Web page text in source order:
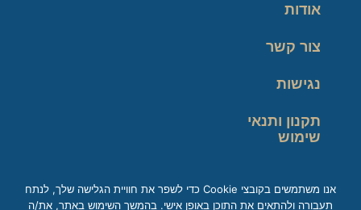
אודות
צור קשר
נגישות
תקנון ותנאי
שימוש
אנו משתמשים בקובצי Cookie כדי לשפר את חוויית הגלישה שלך, לנתח
תעבורה ולהתאים את התוכן באופן אישי. בהמשך השימוש באתר, את/ה